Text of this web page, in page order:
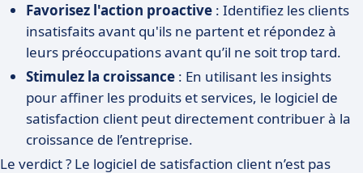
Favorisez l'action proactive : Identifiez les clients
insatisfaits avant qu'ils ne partent et répondez à
leurs préoccupations avant qu’il ne soit trop tard.
Stimulez la croissance : En utilisant les insights
pour affiner les produits et services, le logiciel de
satisfaction client peut directement contribuer à la
croissance de l’entreprise.
Le verdict ? Le logiciel de satisfaction client n’est pas